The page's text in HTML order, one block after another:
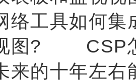
络工具如何集
图? CSP怎
来的十年左右